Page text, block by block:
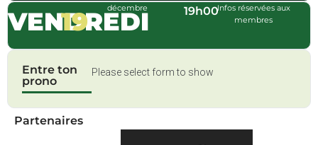
VENDREDI
19 décembre 19h00Infos réservées aux
membres
Entre ton
prono
Please select form to show
Partenaires